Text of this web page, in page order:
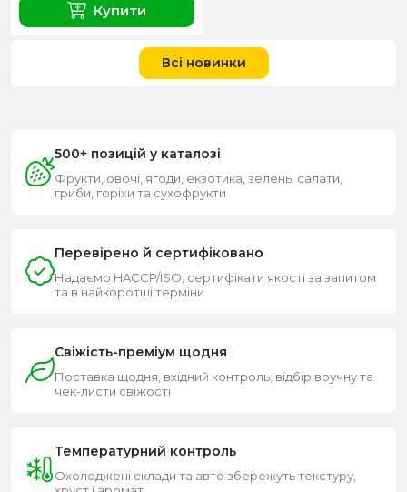
Купити
Всі новинки
500+ позицій у каталозі
Фрукти, овочі, ягоди, екзотика, зелень, салати,
гриби, горіхи та сухофрукти
Перевірено й сертифіковано
Надаємо HACCP/ISO, сертифікати якості за запитом
та в найкоротші терміни
Свіжість-преміум щодня
Поставка щодня, вхідний контроль, відбір вручну та
чек-листи свіжості
Температурний контроль
Охолоджені склади та авто збережуть текстуру,